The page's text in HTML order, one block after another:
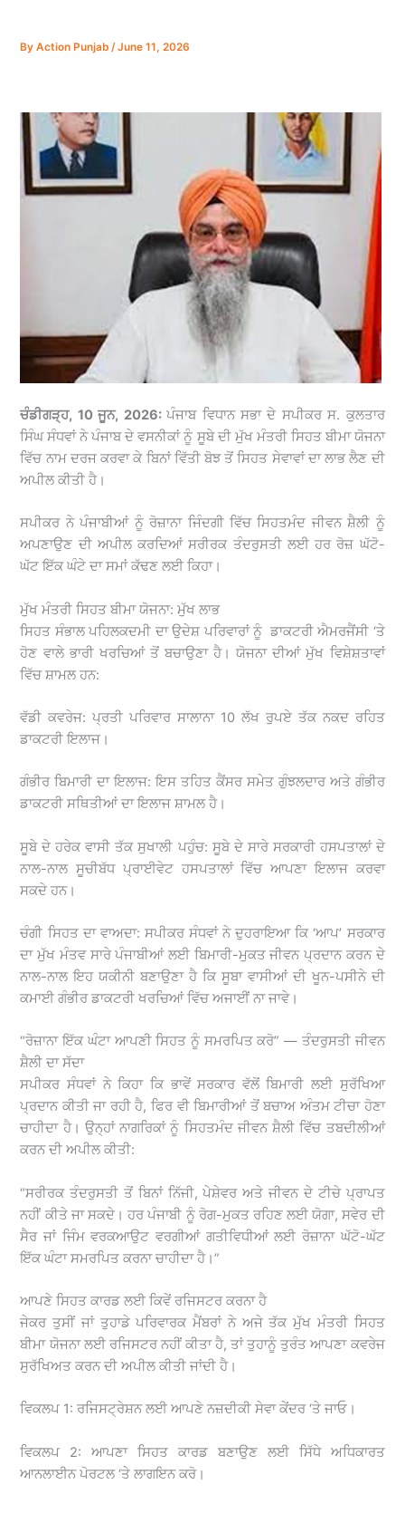
ByAction Punjab/June 11, 2026
ਚੰਡੀਗੜ੍ਹ, 10 ਜੂਨ, 2026:ਪੰਜਾਬ ਵਿਧਾਨ ਸਭਾ ਦੇ ਸਪੀਕਰ ਸ. ਕੁਲਤਾਰ
ਸਿੰਘ ਸੰਧਵਾਂ ਨੇ ਪੰਜਾਬ ਦੇ ਵਸਨੀਕਾਂ ਨੂੰ ਸੂਬੇ ਦੀ ਮੁੱਖ ਮੰਤਰੀ ਸਿਹਤ ਬੀਮਾ ਯੋਜਨਾ
ਵਿੱਚ ਨਾਮ ਦਰਜ ਕਰਵਾ ਕੇ ਬਿਨਾਂ ਵਿੱਤੀ ਬੋਝ ਤੋਂ ਸਿਹਤ ਸੇਵਾਵਾਂ ਦਾ ਲਾਭ ਲੈਣ ਦੀ
ਅਪੀਲ ਕੀਤੀ ਹੈ।
ਸਪੀਕਰ ਨੇ ਪੰਜਾਬੀਆਂ ਨੂੰ ਰੋਜ਼ਾਨਾ ਜਿੰਦਗੀ ਵਿੱਚ ਸਿਹਤਮੰਦ ਜੀਵਨ ਸ਼ੈਲੀ ਨੂੰ
ਅਪਣਾਉਣ ਦੀ ਅਪੀਲ ਕਰਦਿਆਂ ਸਰੀਰਕ ਤੰਦਰੁਸਤੀ ਲਈ ਹਰ ਰੋਜ਼ ਘੱਟੋ-
ਘੱਟ ਇੱਕ ਘੰਟੇ ਦਾ ਸਮਾਂ ਕੱਢਣ ਲਈ ਕਿਹਾ।
ਮੁੱਖ ਮੰਤਰੀ ਸਿਹਤ ਬੀਮਾ ਯੋਜਨਾ: ਮੁੱਖ ਲਾਭ
ਸਿਹਤ ਸੰਭਾਲ ਪਹਿਲਕਦਮੀ ਦਾ ਉਦੇਸ਼ ਪਰਿਵਾਰਾਂ ਨੂੰ ਡਾਕਟਰੀ ਐਮਰਜੈਂਸੀ ‘ਤੇ
ਹੋਣ ਵਾਲੇ ਭਾਰੀ ਖਰਚਿਆਂ ਤੋਂ ਬਚਾਉਣਾ ਹੈ। ਯੋਜਨਾ ਦੀਆਂ ਮੁੱਖ ਵਿਸ਼ੇਸ਼ਤਾਵਾਂ
ਵਿੱਚ ਸ਼ਾਮਲ ਹਨ:
ਵੱਡੀ ਕਵਰੇਜ: ਪ੍ਰਤੀ ਪਰਿਵਾਰ ਸਾਲਾਨਾ 10 ਲੱਖ ਰੁਪਏ ਤੱਕ ਨਕਦ ਰਹਿਤ
ਡਾਕਟਰੀ ਇਲਾਜ।
ਗੰਭੀਰ ਬਿਮਾਰੀ ਦਾ ਇਲਾਜ: ਇਸ ਤਹਿਤ ਕੈਂਸਰ ਸਮੇਤ ਗੁੰਝਲਦਾਰ ਅਤੇ ਗੰਭੀਰ
ਡਾਕਟਰੀ ਸਥਿਤੀਆਂ ਦਾ ਇਲਾਜ ਸ਼ਾਮਲ ਹੈ।
ਸੂਬੇ ਦੇ ਹਰੇਕ ਵਾਸੀ ਤੱਕ ਸੁਖਾਲੀ ਪਹੁੰਚ: ਸੂਬੇ ਦੇ ਸਾਰੇ ਸਰਕਾਰੀ ਹਸਪਤਾਲਾਂ ਦੇ
ਨਾਲ-ਨਾਲ ਸੂਚੀਬੱਧ ਪ੍ਰਾਈਵੇਟ ਹਸਪਤਾਲਾਂ ਵਿੱਚ ਆਪਣਾ ਇਲਾਜ ਕਰਵਾ
ਸਕਦੇ ਹਨ।
ਚੰਗੀ ਸਿਹਤ ਦਾ ਵਾਅਦਾ: ਸਪੀਕਰ ਸੰਧਵਾਂ ਨੇ ਦੁਹਰਾਇਆ ਕਿ ‘ਆਪ’ ਸਰਕਾਰ
ਦਾ ਮੁੱਖ ਮੰਤਵ ਸਾਰੇ ਪੰਜਾਬੀਆਂ ਲਈ ਬਿਮਾਰੀ-ਮੁਕਤ ਜੀਵਨ ਪ੍ਰਦਾਨ ਕਰਨ ਦੇ
ਨਾਲ-ਨਾਲ ਇਹ ਯਕੀਨੀ ਬਣਾਉਣਾ ਹੈ ਕਿ ਸੂਬਾ ਵਾਸੀਆਂ ਦੀ ਖੂਨ-ਪਸੀਨੇ ਦੀ
ਕਮਾਈ ਗੰਭੀਰ ਡਾਕਟਰੀ ਖਰਚਿਆਂ ਵਿੱਚ ਅਜਾਈਂ ਨਾ ਜਾਵੇ।
“ਰੋਜ਼ਾਨਾ ਇੱਕ ਘੰਟਾ ਆਪਣੀ ਸਿਹਤ ਨੂੰ ਸਮਰਪਿਤ ਕਰੋ” — ਤੰਦਰੁਸਤੀ ਜੀਵਨ
ਸ਼ੈਲੀ ਦਾ ਸੱਦਾ
ਸਪੀਕਰ ਸੰਧਵਾਂ ਨੇ ਕਿਹਾ ਕਿ ਭਾਵੇਂ ਸਰਕਾਰ ਵੱਲੋਂ ਬਿਮਾਰੀ ਲਈ ਸੁਰੱਖਿਆ
ਪ੍ਰਦਾਨ ਕੀਤੀ ਜਾ ਰਹੀ ਹੈ, ਫਿਰ ਵੀ ਬਿਮਾਰੀਆਂ ਤੋਂ ਬਚਾਅ ਅੰਤਮ ਟੀਚਾ ਹੋਣਾ
ਚਾਹੀਦਾ ਹੈ। ਉਨ੍ਹਾਂ ਨਾਗਰਿਕਾਂ ਨੂੰ ਸਿਹਤਮੰਦ ਜੀਵਨ ਸ਼ੈਲੀ ਵਿੱਚ ਤਬਦੀਲੀਆਂ
ਕਰਨ ਦੀ ਅਪੀਲ ਕੀਤੀ:
“ਸਰੀਰਕ ਤੰਦਰੁਸਤੀ ਤੋਂ ਬਿਨਾਂ ਨਿੱਜੀ, ਪੇਸ਼ੇਵਰ ਅਤੇ ਜੀਵਨ ਦੇ ਟੀਚੇ ਪ੍ਰਾਪਤ
ਨਹੀਂ ਕੀਤੇ ਜਾ ਸਕਦੇ। ਹਰ ਪੰਜਾਬੀ ਨੂੰ ਰੋਗ-ਮੁਕਤ ਰਹਿਣ ਲਈ ਯੋਗਾ, ਸਵੇਰ ਦੀ
ਸੈਰ ਜਾਂ ਜਿੰਮ ਵਰਕਆਉਟ ਵਰਗੀਆਂ ਗਤੀਵਿਧੀਆਂ ਲਈ ਰੋਜ਼ਾਨਾ ਘੱਟੋ-ਘੱਟ
ਇੱਕ ਘੰਟਾ ਸਮਰਪਿਤ ਕਰਨਾ ਚਾਹੀਦਾ ਹੈ।”
ਆਪਣੇ ਸਿਹਤ ਕਾਰਡ ਲਈ ਕਿਵੇਂ ਰਜਿਸਟਰ ਕਰਨਾ ਹੈ
ਜੇਕਰ ਤੁਸੀਂ ਜਾਂ ਤੁਹਾਡੇ ਪਰਿਵਾਰਕ ਮੈਂਬਰਾਂ ਨੇ ਅਜੇ ਤੱਕ ਮੁੱਖ ਮੰਤਰੀ ਸਿਹਤ
ਬੀਮਾ ਯੋਜਨਾ ਲਈ ਰਜਿਸਟਰ ਨਹੀਂ ਕੀਤਾ ਹੈ, ਤਾਂ ਤੁਹਾਨੂੰ ਤੁਰੰਤ ਆਪਣਾ ਕਵਰੇਜ
ਸੁਰੱਖਿਅਤ ਕਰਨ ਦੀ ਅਪੀਲ ਕੀਤੀ ਜਾਂਦੀ ਹੈ।
ਵਿਕਲਪ 1: ਰਜਿਸਟ੍ਰੇਸ਼ਨ ਲਈ ਆਪਣੇ ਨਜ਼ਦੀਕੀ ਸੇਵਾ ਕੇਂਦਰ ‘ਤੇ ਜਾਓ।
ਵਿਕਲਪ 2: ਆਪਣਾ ਸਿਹਤ ਕਾਰਡ ਬਣਾਉਣ ਲਈ ਸਿੱਧੇ ਅਧਿਕਾਰਤ
ਆਨਲਾਈਨ ਪੋਰਟਲ ‘ਤੇ ਲਾਗਇਨ ਕਰੋ।